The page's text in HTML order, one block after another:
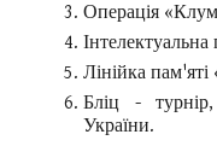
Операція
Лінійка
Бліц -
України.